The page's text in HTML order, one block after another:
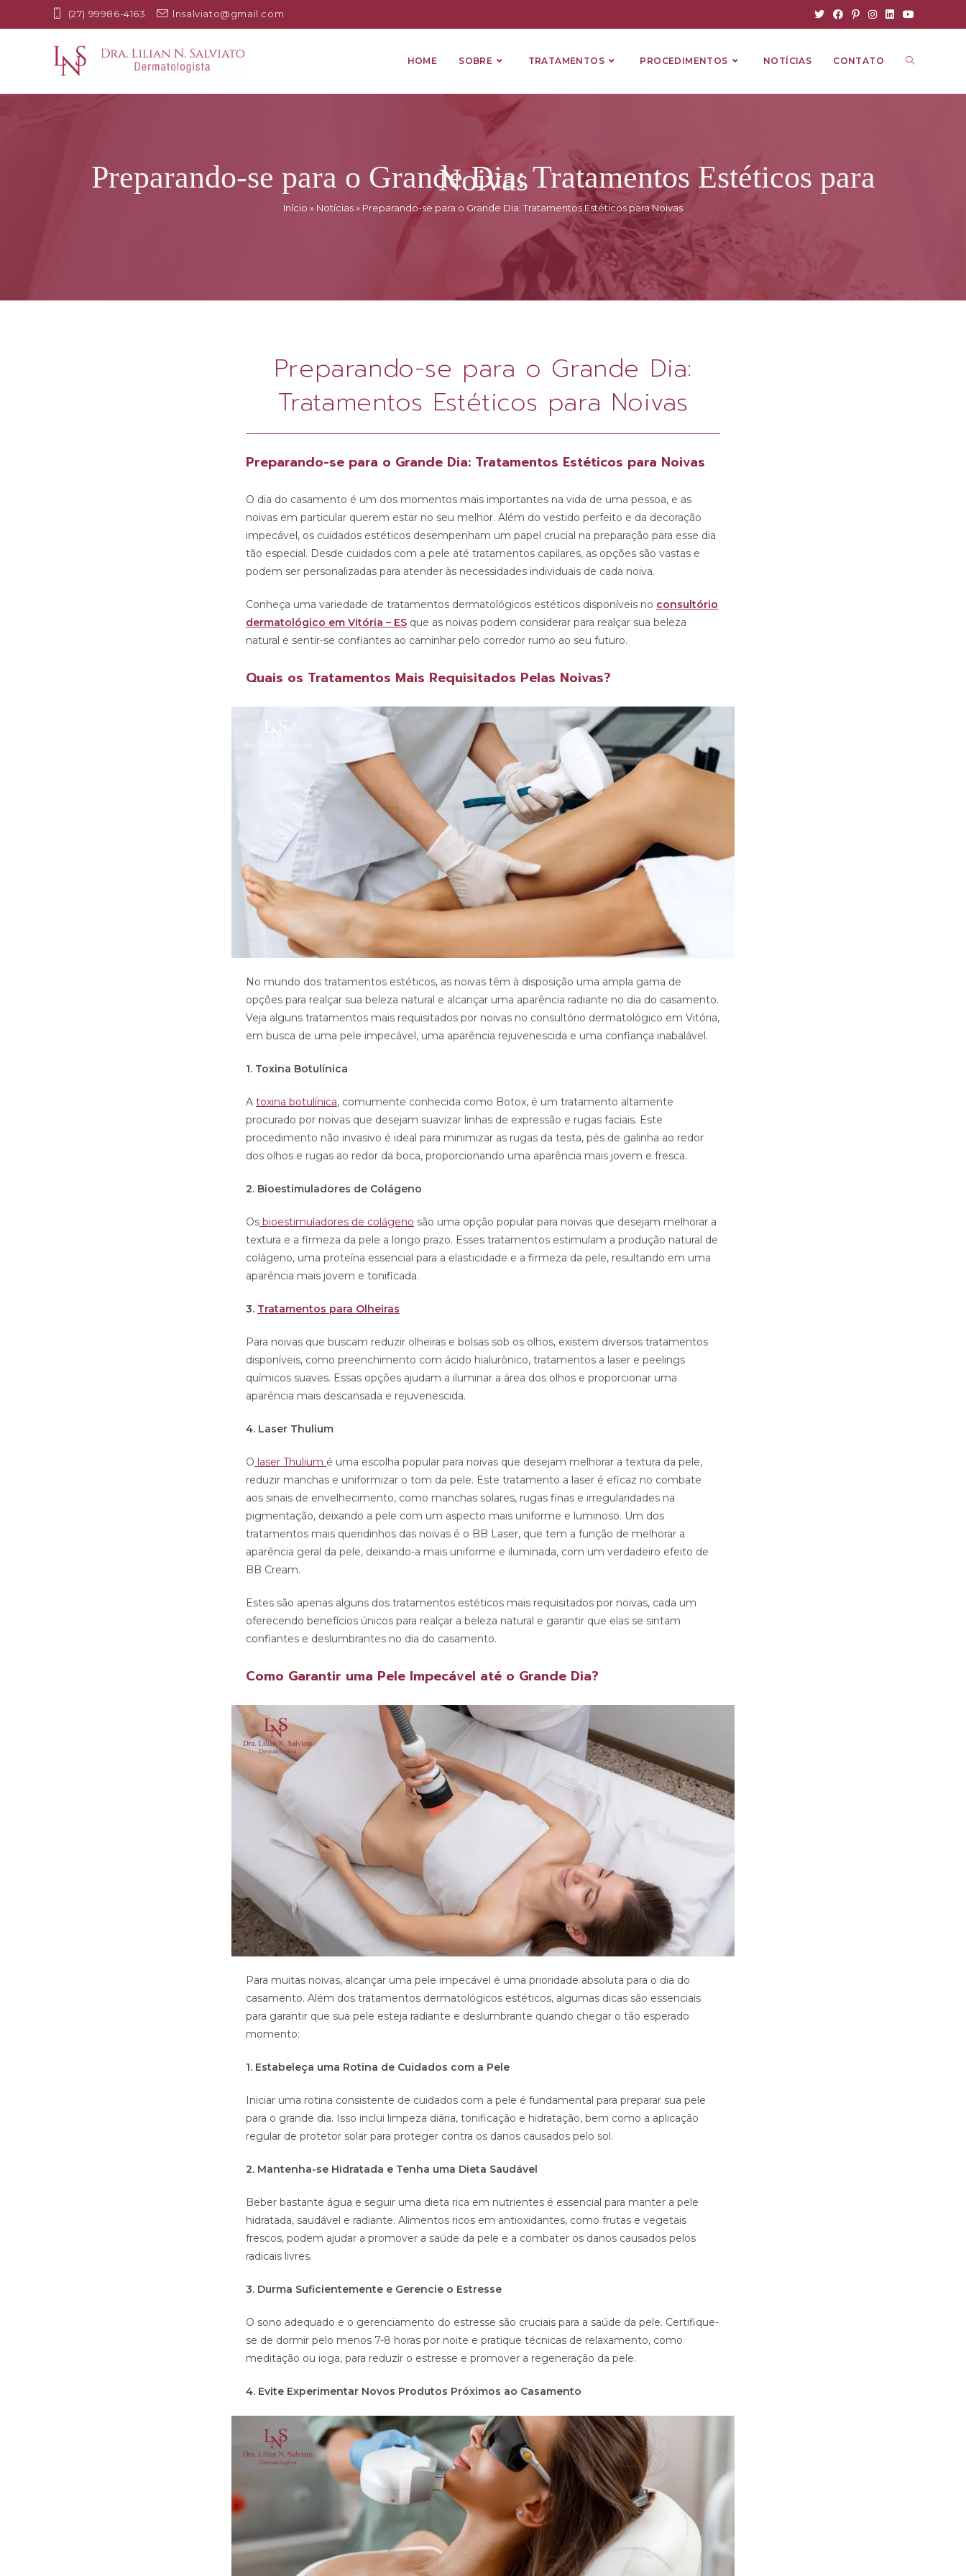
(27) 99986-4163 lnsalviato@gmail.com
HOME SOBRE TRATAMENTOS PROCEDIMENTOS NOTÍCIAS CONTATO
Preparando-se para o Grande Dia: Tratamentos Estéticos para
Noivas
Início » Notícias» Preparando-se para o Grande Dia: Tratamentos Estéticos para Noivas
Preparando-se para o Grande Dia:
Tratamentos Estéticos para Noivas
Preparando-se para o Grande Dia: Tratamentos Estéticos para Noivas
O dia do casamento é um dos momentos mais importantes na vida de uma pessoa, e as
noivas em particular querem estar no seu melhor. Além do vestido perfeito e da decoração
impecável, os cuidados estéticos desempenham um papel crucial na preparação para esse dia
tão especial. Desde cuidados com a pele até tratamentos capilares, as opções são vastas e
podem ser personalizadas para atender às necessidades individuais de cada noiva.
Conheça uma variedade de tratamentos dermatológicos estéticos disponíveis no consultório
dermatológico em Vitória – ES que as noivas podem considerar para realçar sua beleza
natural e sentir-se confiantes ao caminhar pelo corredor rumo ao seu futuro.
Quais os Tratamentos Mais Requisitados Pelas Noivas?
No mundo dos tratamentos estéticos, as noivas têm à disposição uma ampla gama de
opções para realçar sua beleza natural e alcançar uma aparência radiante no dia do casamento.
Veja alguns tratamentos mais requisitados por noivas no consultório dermatológico em Vitória,
em busca de uma pele impecável, uma aparência rejuvenescida e uma confiança inabalável.
1. Toxina Botulínica
A toxina botulínica, comumente conhecida como Botox, é um tratamento altamente
procurado por noivas que desejam suavizar linhas de expressão e rugas faciais. Este
procedimento não invasivo é ideal para minimizar as rugas da testa, pés de galinha ao redor
dos olhos e rugas ao redor da boca, proporcionando uma aparência mais jovem e fresca.
2. Bioestimuladores de Colágeno
Os bioestimuladores de colágeno são uma opção popular para noivas que desejam melhorar a
textura e a firmeza da pele a longo prazo. Esses tratamentos estimulam a produção natural de
colágeno, uma proteína essencial para a elasticidade e a firmeza da pele, resultando em uma
aparência mais jovem e tonificada.
3. Tratamentos para Olheiras
Para noivas que buscam reduzir olheiras e bolsas sob os olhos, existem diversos tratamentos
disponíveis, como preenchimento com ácido hialurônico, tratamentos a laser e peelings
químicos suaves. Essas opções ajudam a iluminar a área dos olhos e proporcionar uma
aparência mais descansada e rejuvenescida.
4. Laser Thulium
O laser Thulium é uma escolha popular para noivas que desejam melhorar a textura da pele,
reduzir manchas e uniformizar o tom da pele. Este tratamento a laser é eficaz no combate
aos sinais de envelhecimento, como manchas solares, rugas finas e irregularidades na
pigmentação, deixando a pele com um aspecto mais uniforme e luminoso. Um dos
tratamentos mais queridinhos das noivas é o BB Laser, que tem a função de melhorar a
aparência geral da pele, deixando-a mais uniforme e iluminada, com um verdadeiro efeito de
BB Cream.
Estes são apenas alguns dos tratamentos estéticos mais requisitados por noivas, cada um
oferecendo benefícios únicos para realçar a beleza natural e garantir que elas se sintam
confiantes e deslumbrantes no dia do casamento.
Como Garantir uma Pele Impecável até o Grande Dia?
Para muitas noivas, alcançar uma pele impecável é uma prioridade absoluta para o dia do
casamento. Além dos tratamentos dermatológicos estéticos, algumas dicas são essenciais
para garantir que sua pele esteja radiante e deslumbrante quando chegar o tão esperado
momento:
1. Estabeleça uma Rotina de Cuidados com a Pele
Iniciar uma rotina consistente de cuidados com a pele é fundamental para preparar sua pele
para o grande dia. Isso inclui limpeza diária, tonificação e hidratação, bem como a aplicação
regular de protetor solar para proteger contra os danos causados pelo sol.
2. Mantenha-se Hidratada e Tenha uma Dieta Saudável
Beber bastante água e seguir uma dieta rica em nutrientes é essencial para manter a pele
hidratada, saudável e radiante. Alimentos ricos em antioxidantes, como frutas e vegetais
frescos, podem ajudar a promover a saúde da pele e a combater os danos causados pelos
radicais livres.
3. Durma Suficientemente e Gerencie o Estresse
O sono adequado e o gerenciamento do estresse são cruciais para a saúde da pele. Certifique-
se de dormir pelo menos 7-8 horas por noite e pratique técnicas de relaxamento, como
meditação ou ioga, para reduzir o estresse e promover a regeneração da pele.
4. Evite Experimentar Novos Produtos Próximos ao Casamento